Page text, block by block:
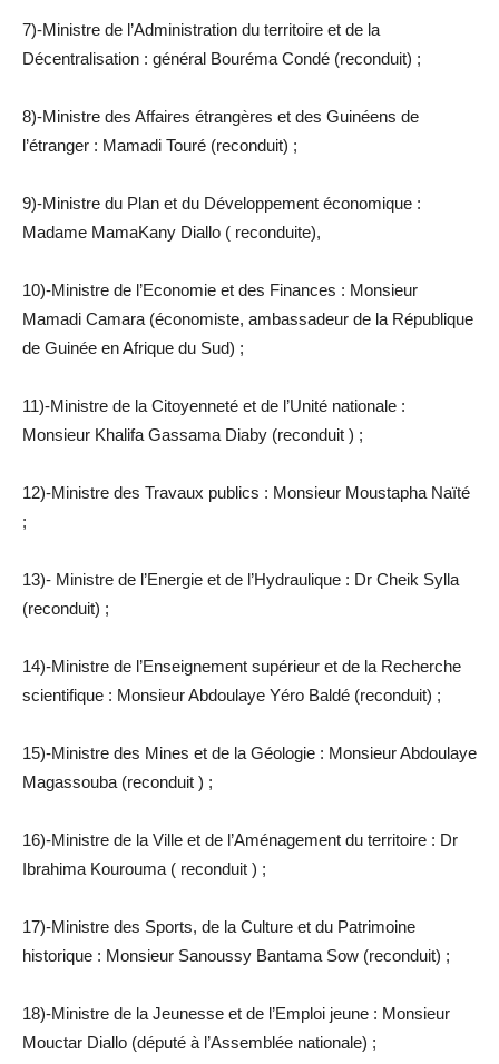
7)-Ministre de l’Administration du territoire et de la
Décentralisation : général Bouréma Condé (reconduit) ;
8)-Ministre des Affaires étrangères et des Guinéens de
l’étranger : Mamadi Touré (reconduit) ;
9)-Ministre du Plan et du Développement économique :
Madame MamaKany Diallo ( reconduite),
10)-Ministre de l’Economie et des Finances : Monsieur
Mamadi Camara (économiste, ambassadeur de la République
de Guinée en Afrique du Sud) ;
11)-Ministre de la Citoyenneté et de l’Unité nationale :
Monsieur Khalifa Gassama Diaby (reconduit ) ;
12)-Ministre des Travaux publics : Monsieur Moustapha Naїté
;
13)- Ministre de l’Energie et de l’Hydraulique : Dr Cheik Sylla
(reconduit) ;
14)-Ministre de l’Enseignement supérieur et de la Recherche
scientifique : Monsieur Abdoulaye Yéro Baldé (reconduit) ;
15)-Ministre des Mines et de la Géologie : Monsieur Abdoulaye
Magassouba (reconduit ) ;
16)-Ministre de la Ville et de l’Aménagement du territoire : Dr
Ibrahima Kourouma ( reconduit ) ;
17)-Ministre des Sports, de la Culture et du Patrimoine
historique : Monsieur Sanoussy Bantama Sow (reconduit) ;
18)-Ministre de la Jeunesse et de l’Emploi jeune : Monsieur
Mouctar Diallo (député à l’Assemblée nationale) ;